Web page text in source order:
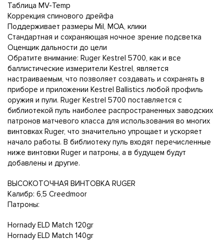
Таблица MV-Temp
Коррекция спинового дрейфа
Поддерживает размеры Mil, MOA, клики
Стандартная и сохраняющая ночное зрение подсветка
Оценщик дальности до цели
Обратите внимание: Ruger Kestrel 5700, как и все
баллистические измерители Kestrel, является
настраиваемым, что позволяет создавать и сохранять в
приборе и приложении Kestrel Ballistics любой профиль
оружия и пули. Ruger Kestrel 5700 поставляется с
библиотекой пуль наиболее распространенных заводских
патронов матчевого класса для использования во многих
винтовках Ruger, что значительно упрощает и ускоряет
начало работы. В библиотеку пуль входят перечисленные
ниже винтовки Ruger и патроны, а в будущем будут
добавлены и другие.
ВЫСОКОТОЧНАЯ ВИНТОВКА RUGER
Калибр: 6,5 Creedmoor
Патроны:
Hornady ELD Match 120gr
Hornady ELD Match 140gr